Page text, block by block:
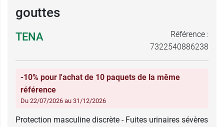
gouttes
TENA
Référence :
7322540886238
-10% pour l'achat de 10 paquets de la même
référence
Du 22/07/2026 au 31/12/2026
Protection masculine discrète - Fuites urinaires sévères